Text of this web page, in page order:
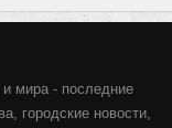
мира - последние
городские новости,